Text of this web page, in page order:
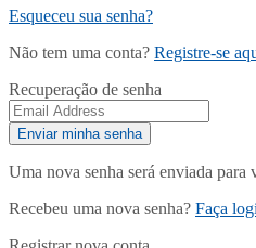
Esqueceu sua senha?
Não tem uma conta? Registre-se
Recuperação de senha
Uma nova senha será enviada para
Recebeu uma nova senha? Faça